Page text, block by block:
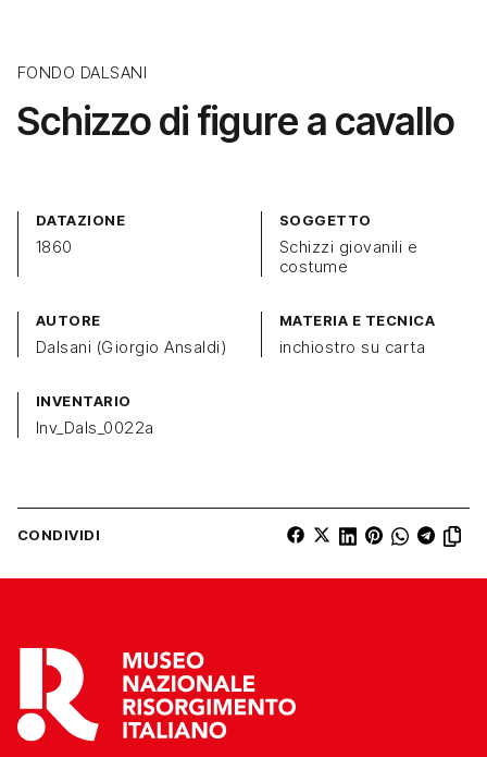
FONDO DALSANI
Schizzo di figure a cavallo
DATAZIONE
1860
SOGGETTO
Schizzi giovanili e
costume
AUTORE
Dalsani (Giorgio Ansaldi)
MATERIA E TECNICA
inchiostro su carta
INVENTARIO
Inv_Dals_0022a
CONDIVIDI